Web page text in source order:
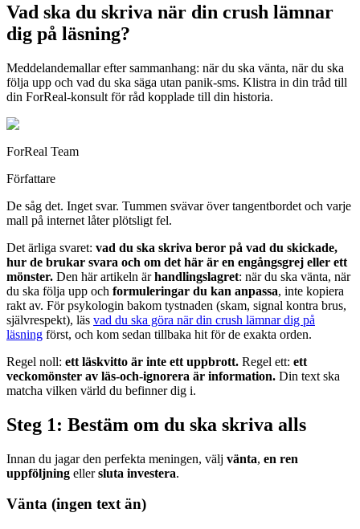
Vad ska du skriva när din crush lämnar
dig på läsning?
Meddelandemallar efter sammanhang: när du ska vänta, när du ska
följa upp och vad du ska säga utan panik-sms. Klistra in din tråd till
din ForReal-konsult för råd kopplade till din historia.
ForReal Team
Författare
De såg det. Inget svar. Tummen svävar över tangentbordet och varje
mall på internet låter plötsligt fel.
Det ärliga svaret: vad du ska skriva beror på vad du skickade,
hur de brukar svara och om det här är en engångsgrej eller ett
mönster. Den här artikeln ärhandlingslagret: när du ska vänta, när
du ska följa upp och formuleringar du kan anpassa, inte kopiera
rakt av. För psykologin bakom tystnaden (skam, signal kontra brus,
självrespekt), läs vad du ska göra när din crush lämnar dig på
läsning först, och kom sedan tillbaka hit för de exakta orden.
Regel noll: ett läskvitto är inte ett uppbrott. Regel ett: ett
veckomönster av läs-och-ignorera är information. Din text ska
matcha vilken värld du befinner dig i.
Steg 1: Bestäm om du ska skriva alls
Innan du jagar den perfekta meningen, välj vänta, en ren
uppföljning ellersluta investera.
Vänta (ingen text än)